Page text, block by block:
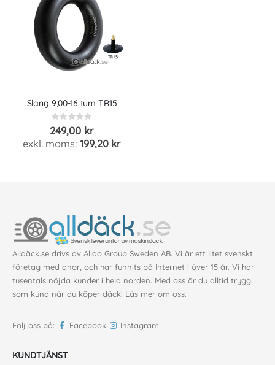
Slang 9,00-16 tum TR15
Rating:
0%
249,00 kr
199,20 kr
Alldäck.se drivs av Alldo Group Sweden AB. Vi är ett litet svenskt
företag med anor, och har funnits på Internet i över 15 år. Vi har
tusentals nöjda kunder i hela norden. Med oss är du alltid trygg
som kund när du köper däck! Läs mer om oss.
Följ oss på: Facebook Instagram
KUNDTJÄNST